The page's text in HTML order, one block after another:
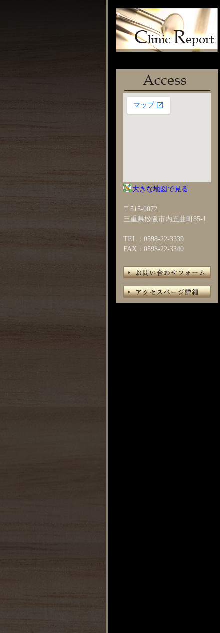
大きな地図で見る
〒515-0072
三重県松阪市内五曲町85-1
TEL：0598-22-3339
FAX：0598-22-3340